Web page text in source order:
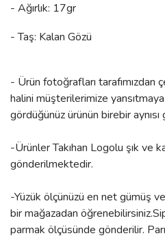
- Ağırlık: 17gr
- Taş: Kalan Gözü
- Ürün fotoğrafları tarafımızdan
halini müşterilerimize
gördüğünüz ürünün birebir
-Ürünler Takıhan Logolu şık ve
gönderilmektedir.
-Yüzük ölçünüzü en net gümüş
bir mağazadan
parmak ölçüsünde gönderilir.